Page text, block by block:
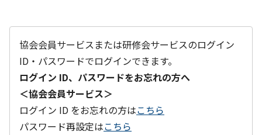
協会会員サービスまたは研修会サービスのログイン
ID・パスワードでログインできます。
ログイン ID、パスワードをお忘れの方へ
＜協会会員サービス＞
ログイン ID をお忘れの方はこちら
パスワード再設定はこちら